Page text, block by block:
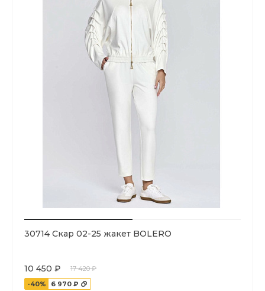
30714 Скар 02-25 жакет BOLERO
10 450 ₽
17 420 ₽
-40%
6 970 ₽